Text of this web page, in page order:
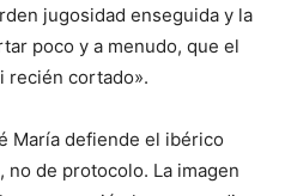
jugosidad enseguida y la
poco y a menudo, que el
recién cortado».
María defiende el ibérico
de protocolo. La imagen